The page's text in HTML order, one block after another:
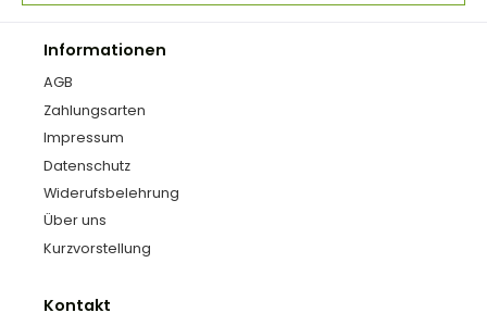
Informationen
AGB
Zahlungsarten
Impressum
Datenschutz
Widerufsbelehrung
Über uns
Kurzvorstellung
Kontakt